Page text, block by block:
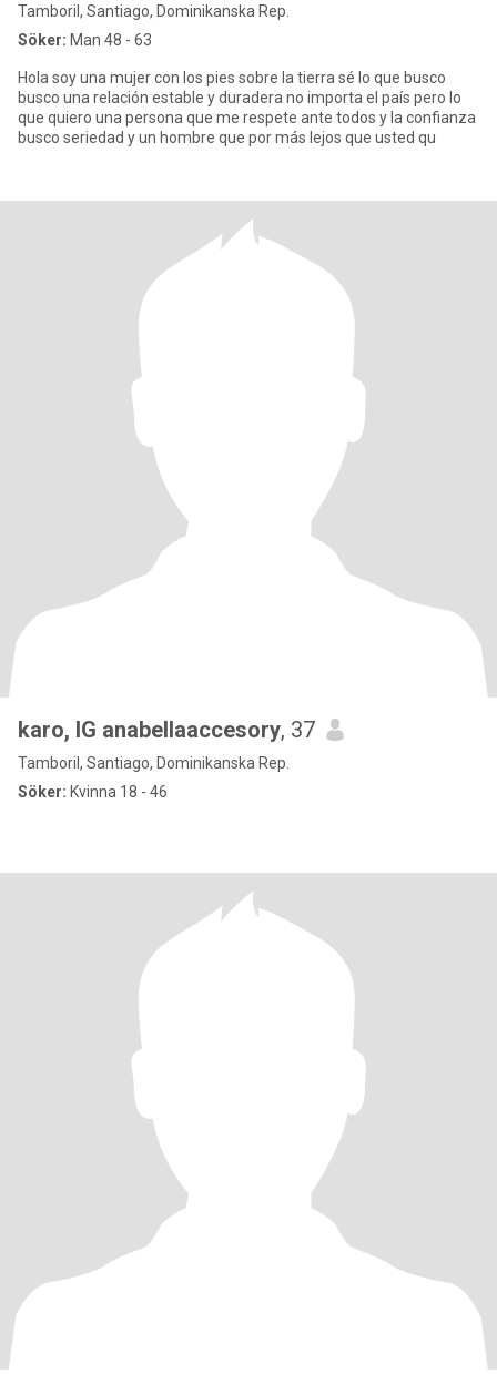
Tamboril, Santiago, Dominikanska Rep.
Söker: Man 48 - 63
Hola soy una mujer con los pies sobre la tierra sé lo que busco
busco una relación estable y duradera no importa el país pero lo
que quiero una persona que me respete ante todos y la confianza
busco seriedad y un hombre que por más lejos que usted qu
karo, IG anabellaaccesory, 37
Tamboril, Santiago, Dominikanska Rep.
Söker: Kvinna 18 - 46